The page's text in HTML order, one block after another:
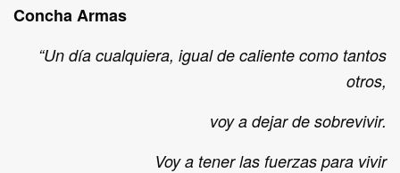
Concha Armas
“Un día cualquiera, igual de caliente como tantos
otros,
voy a dejar de sobrevivir.
Voy a tener las fuerzas para vivir